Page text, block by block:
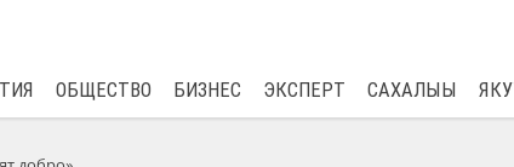
ОБЩЕСТВО БИЗНЕС ЭКСПЕРТ САХАЛЫЫ